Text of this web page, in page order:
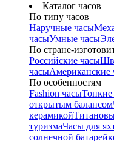
Каталог часов
По типу часов
Наручные часы
часыУмные часы
По стране-
Российские часы
часыАмериканские
По особенностям
Fashion часы
открытым балансом
керамикой
туризмаЧасы для
солнечной